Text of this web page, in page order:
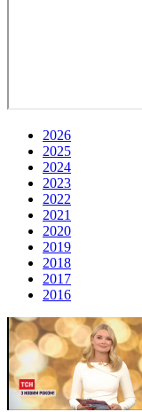
2026
2025
2024
2023
2022
2021
2020
2019
2018
2017
2016